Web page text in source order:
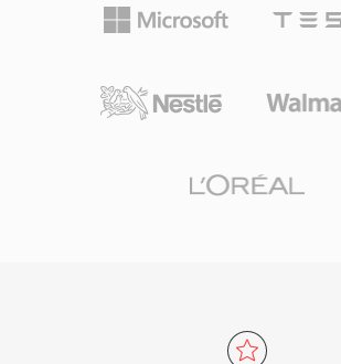
phần lớn đã được thay thế bởi các
nó vẫn phù hợp trong các hệ sinh
tiện Windows cũ và môi trường
được tối ưu hóa cho truyền phát.
nhất của FLV là khả năng cung cấp
duyệt khác nhau thông qua plugin
thời điểm đó. Tệp FLV bắt đầu với
tính năng tương tác như điều hướng